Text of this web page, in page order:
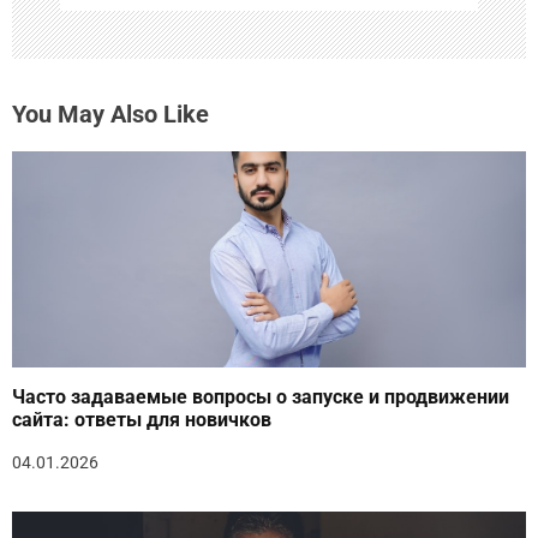
You May Also Like
Часто задаваемые вопросы о запуске и продвижении
сайта: ответы для новичков
04.01.2026